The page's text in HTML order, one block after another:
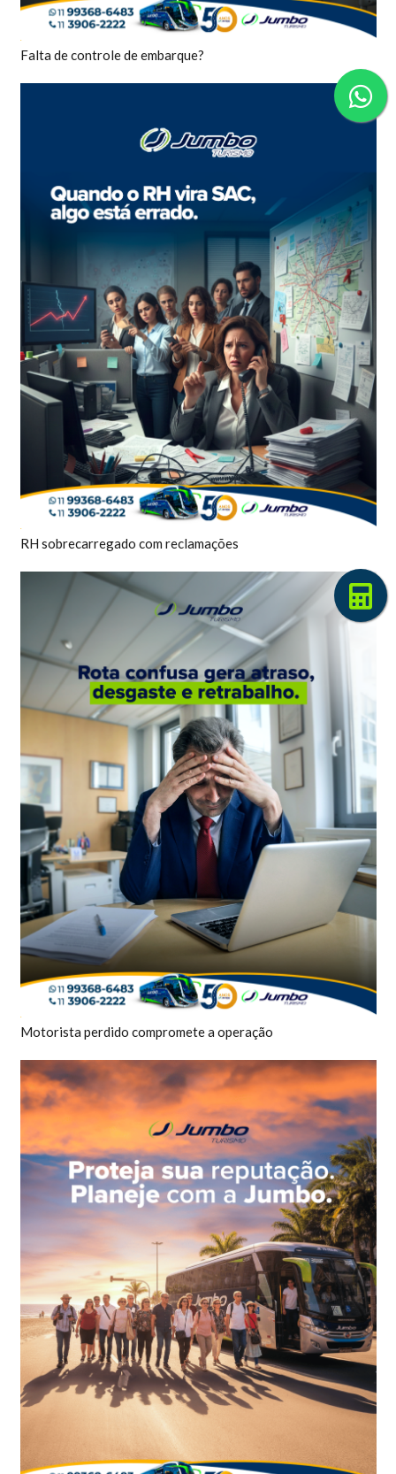
Falta de controle de embarque?
RH sobrecarregado com reclamações
Motorista perdido compromete a operação